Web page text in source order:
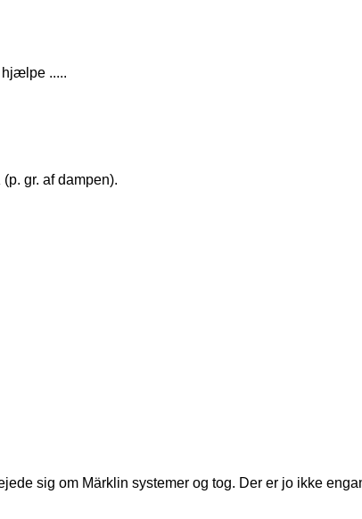
hjælpe .....
gr. af dampen).
sig om Märklin systemer og tog. Der er jo ikke